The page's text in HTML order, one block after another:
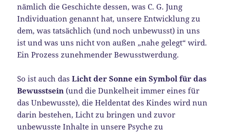
nämlich die Geschichte dessen, was C. G. Jung
Individuation genannt hat, unsere Entwicklung zu
dem, was tatsächlich (und noch unbewusst) in uns
ist und was uns nicht von außen „nahe gelegt“ wird.
Ein Prozess zunehmender Bewusstwerdung.
So ist auch dasLicht der Sonne ein Symbol für das
Bewusstsein (und die Dunkelheit immer eines für
das Unbewusste), die Heldentat des Kindes wird nun
darin bestehen, Licht zu bringen und zuvor
unbewusste Inhalte in unsere Psyche zu